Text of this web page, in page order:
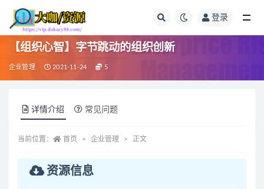
登录
【组织心智】字节跳动的组织创新
企业管理 2021-11-24 5
详情介绍 常见问题
当前位置： 首页 企业管理 正文
资源信息
全部